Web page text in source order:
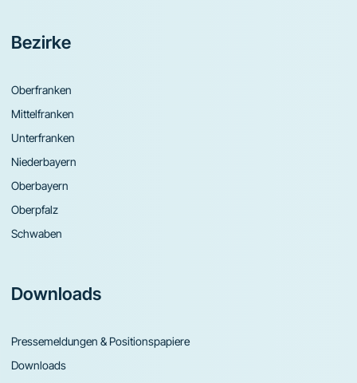
Bezirke
Oberfranken
Mittelfranken
Unterfranken
Niederbayern
Oberbayern
Oberpfalz
Schwaben
Downloads
Pressemeldungen & Positionspapiere
Downloads